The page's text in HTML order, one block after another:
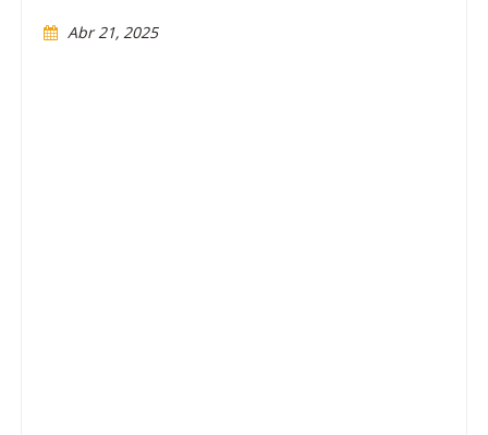
Abr 21, 2025